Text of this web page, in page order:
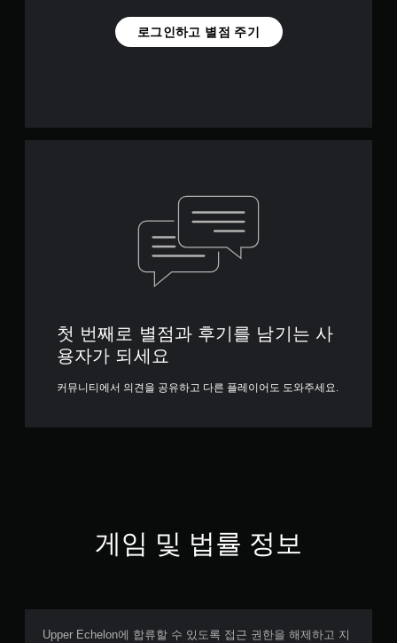
로그인하고 별점 주기
첫 번째로 별점과 후기를 남기는 사
용자가 되세요
커뮤니티에서 의견을 공유하고 다른 플레이어도 도와주세요.
게임 및 법률 정보
Upper Echelon에 합류할 수 있도록 접근 권한을 해제하고 지